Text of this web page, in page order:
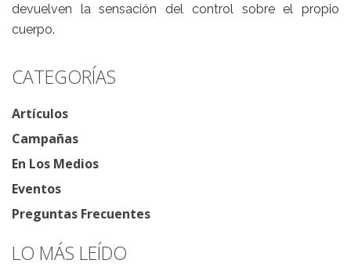
devuelven la sensación del control sobre el propio
cuerpo.
CATEGORÍAS
Artículos
Campañas
En Los Medios
Eventos
Preguntas Frecuentes
LO MÁS LEÍDO